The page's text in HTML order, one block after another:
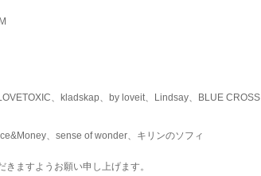
、kladskap、by loveit、Lindsay、BLUE CROSS
、sense of wonder、キリンのソフィ
ますようお願い申し上げます。